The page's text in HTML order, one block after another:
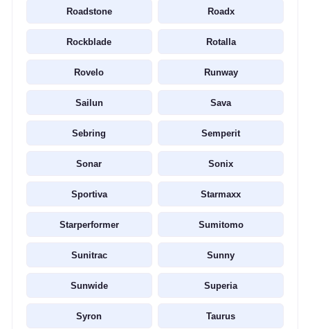
Roadstone Roadx
Rockblade Rotalla
Rovelo Runway
Sailun Sava
Sebring Semperit
Sonar Sonix
Sportiva Starmaxx
Starperformer Sumitomo
Sunitrac Sunny
Sunwide Superia
Syron Taurus